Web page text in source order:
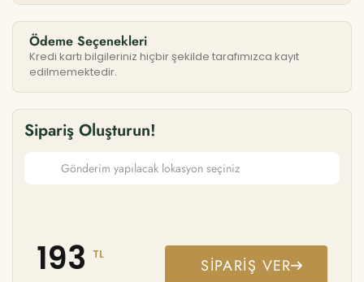
Sipariş Oluşturun!
193 TL
SIPARIŞ VER
Ödeme Seçenekleri
Kredi kartı bilgileriniz hiçbir şekilde tarafımızca kayıt
edilmemektedir.